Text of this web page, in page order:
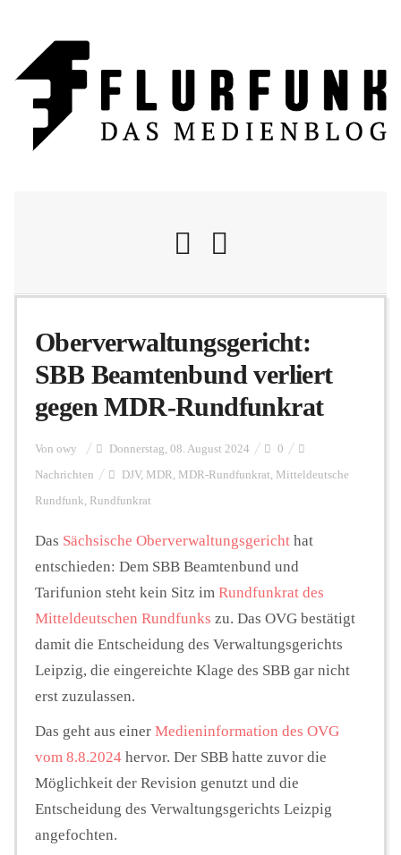
Nachrichten
Flurschelte
Personalien
FUNKTURM-Beiträge
Podcast
Seminare
Unterstützen
Oberverwaltungsgericht:
SBB Beamtenbund verliert
gegen MDR-Rundfunkrat
Von owy Donnerstag, 08. August 2024 0
Nachrichten DJV, MDR, MDR-Rundfunkrat, Mitteldeutsche
Rundfunk, Rundfunkrat
Das Sächsische Oberverwaltungsgericht hat
entschieden: Dem SBB Beamtenbund und
Tarifunion steht kein Sitz im Rundfunkrat des
Mitteldeutschen Rundfunks zu. Das OVG bestätigt
damit die Entscheidung des Verwaltungsgerichts
Leipzig, die eingereichte Klage des SBB gar nicht
erst zuzulassen.
Das geht aus einer Medieninformation des OVG
vom 8.8.2024 hervor. Der SBB hatte zuvor die
Möglichkeit der Revision genutzt und die
Entscheidung des Verwaltungsgerichts Leizpig
angefochten.